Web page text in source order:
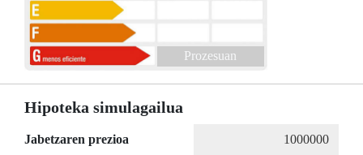
Prozesuan
Hipoteka simulagailua
Jabetzaren prezioa